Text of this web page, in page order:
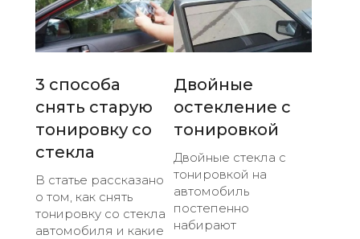
3 способа
снять старую
тонировку со
стекла
В статье рассказано
о том, как снять
тонировку со стекла
автомобиля и какие
Двойные
остекление с
тонировкой
Двойные стекла с
тонировкой на
автомобиль
постепенно
набирают